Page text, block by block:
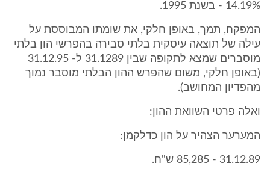
14.19% - בשנת 1995.
המפקח, תמך, באופן חלקי, את שומתו המבוססת על
עילה של תוצאה עיסקית בלתי סבירה בהפרשי הון בלתי
מוסברים שמצא לתקופה שבין 31.1289 ל- 31.12.95
(באופן חלקי, משום שהפרש ההון הבלתי מוסבר נמוך
מהפדיון המחושב).
ואלה פרטי השוואת ההון:
המערער הצהיר על הון כדלקמן:
31.12.89 - 85,285 ש"ח.